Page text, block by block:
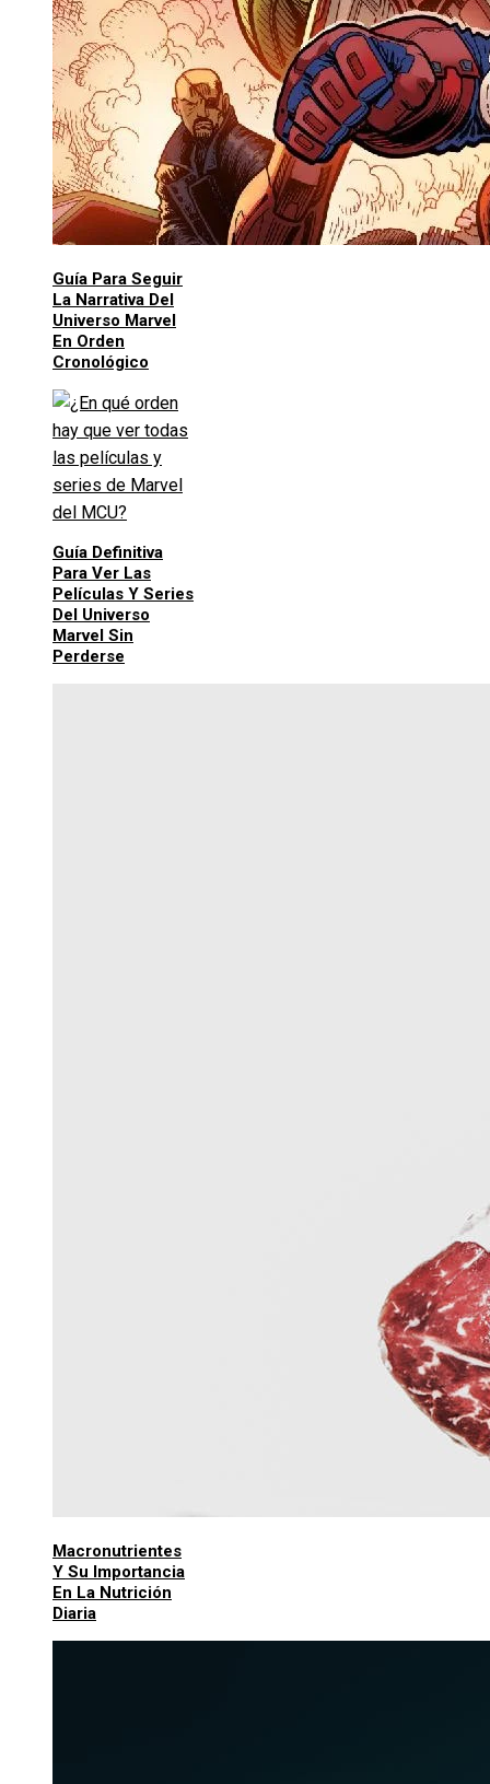
Guía Para Seguir
La Narrativa Del
Universo Marvel
En Orden
Cronológico
Guía Definitiva
Para Ver Las
Películas Y Series
Del Universo
Marvel Sin
Perderse
Macronutrientes
Y Su Importancia
En La Nutrición
Diaria